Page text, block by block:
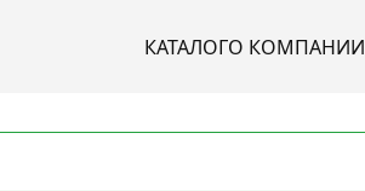
КАТАЛОГО КОМПАНИИ